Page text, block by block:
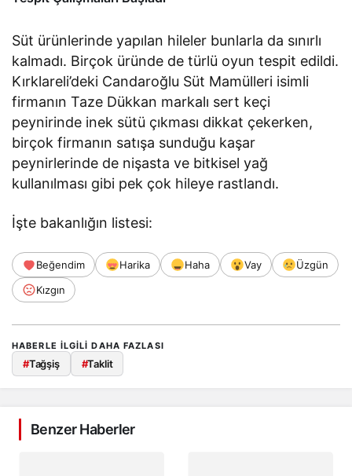
Süt ürünlerinde yapılan hileler bunlarla da sınırlı
kalmadı. Birçok üründe de türlü oyun tespit edildi.
Kırklareli’deki Candaroğlu Süt Mamülleri isimli
firmanın Taze Dükkan markalı sert keçi
peynirinde inek sütü çıkması dikkat çekerken,
birçok firmanın satışa sunduğu kaşar
peynirlerinde de nişasta ve bitkisel yağ
kullanılması gibi pek çok hileye rastlandı.
İşte bakanlığın listesi:
Beğendim Harika Haha Vay
Üzgün
Kızgın
HABERLE ILGILI DAHA FAZLASI
#Tağşiş #Taklit
Benzer Haberler